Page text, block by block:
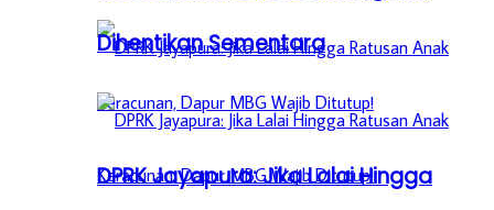
DPRK Jayapura: Jika Lalai Hingga
Dihentikan Sementara